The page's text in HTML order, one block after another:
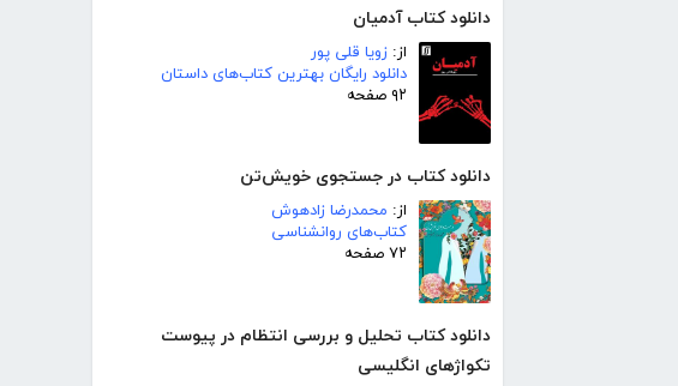
دانلود کتاب آدمیان
از: زویا قلی پور
دانلود رایگان بهترین کتاب‌های داستان
۹۲ صفحه
دانلود کتاب در جستجوی خویش‌تن
از: محمدرضا زادهوش
کتاب‌های روانشناسی
۷۲ صفحه
دانلود کتاب تحلیل و بررسی انتظام در پیوست
تکواژهای انگلیسی